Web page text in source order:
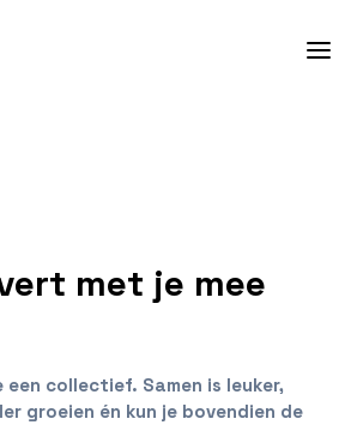
met je mee
een collectief. Samen is leuker,
groeien én kun je bovendien de